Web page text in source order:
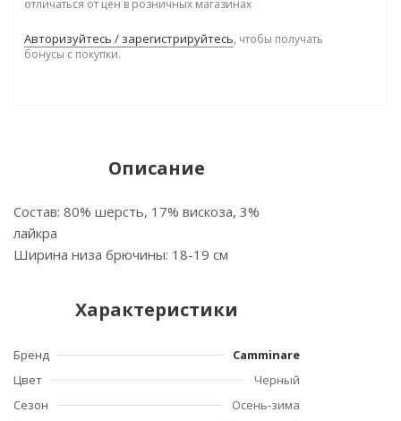
отличаться от цен в розничных магазинах
Авторизуйтесь / зарегистрируйтесь, чтобы получать
бонусы с покупки.
Описание
Состав: 80% шерсть, 17% вискоза, 3%
лайкра
Ширина низа брючины: 18-19 см
Характеристики
Бренд
Camminare
Цвет
Черный
Сезон
Осень-зима